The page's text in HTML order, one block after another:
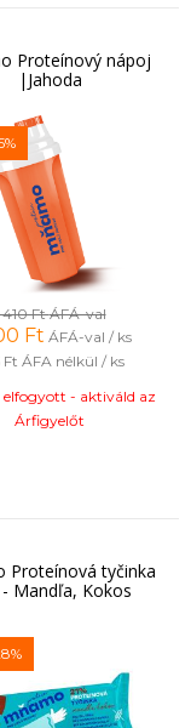
Proteínový nápoj
|Jahoda
410 FtÁFÁ-val
Ft ÁFÁ-val / ks
Ft ÁFA nélkül / ks
elfogyott - aktiváld az
Árfigyelőt
Proteínová tyčinka
Mandľa, Kokos